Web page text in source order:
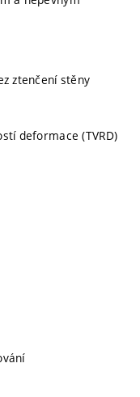
ztenčení stěny
deformace (TVRD)